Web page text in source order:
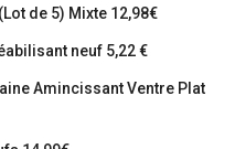
de 5) Mixte 12,98€
neuf 5,22 €
Amincissant Ventre Plat